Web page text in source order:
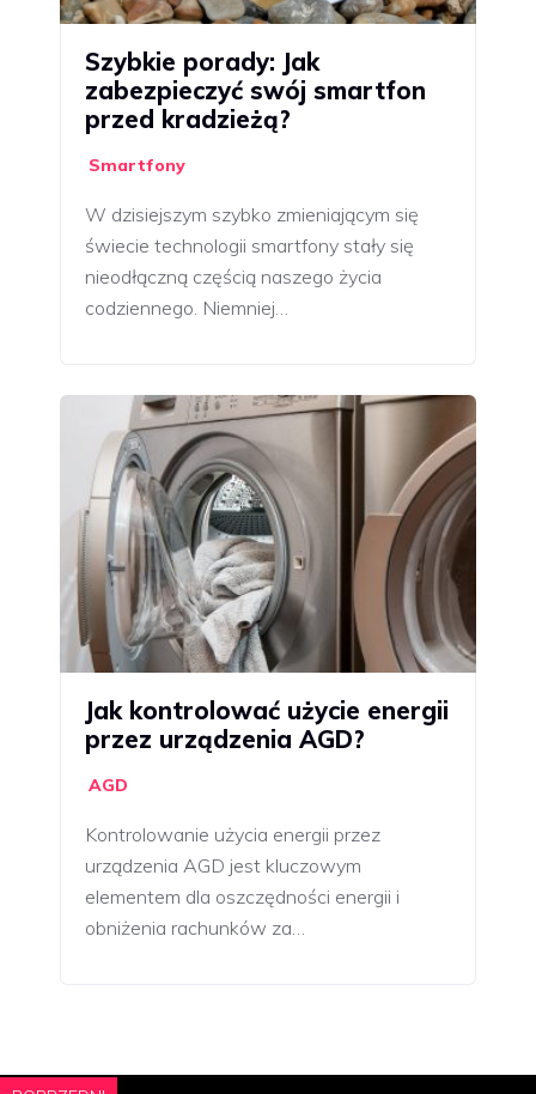
Szybkie porady: Jak
zabezpieczyć swój smartfon
przed kradzieżą?
Smartfony
W dzisiejszym szybko zmieniającym się
świecie technologii smartfony stały się
nieodłączną częścią naszego życia
codziennego. Niemniej…
Jak kontrolować użycie energii
przez urządzenia AGD?
AGD
Kontrolowanie użycia energii przez
urządzenia AGD jest kluczowym
elementem dla oszczędności energii i
obniżenia rachunków za…